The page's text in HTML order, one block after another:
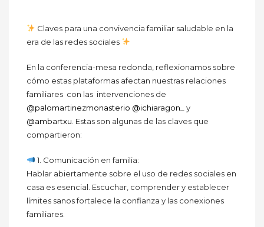
Claves para una convivencia familiar saludable en la
era de las redes sociales
En la conferencia-mesa redonda, reflexionamos sobre
cómo estas plataformas afectan nuestras relaciones
familiares con las intervenciones de
@palomartinezmonasterio @ichiaragon_
y
@ambartxu . Estas son algunas de las claves que
compartieron:
1. Comunicación en familia:
Hablar abiertamente sobre el uso de redes sociales en
casa es esencial. Escuchar, comprender y establecer
límites sanos fortalece la confianza y las conexiones
familiares.